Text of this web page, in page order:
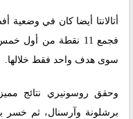
أتالانتا أيضا كان في وضعية
سوى هدف واحد فقط خلالها.
وحقق روسونيري نتائج
برشلونة وآرسنال، ثم خسر